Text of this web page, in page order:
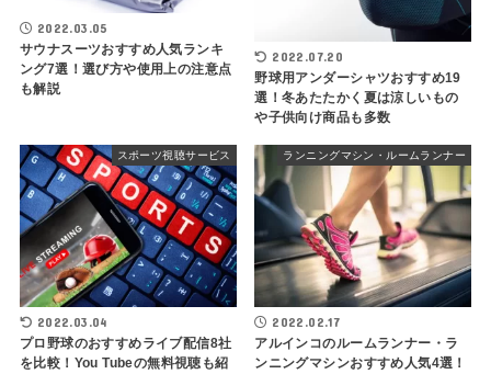
2022.03.05
サウナスーツおすすめ人気ランキ
ング7選！選び方や使用上の注意点
も解説
2022.07.20
野球用アンダーシャツおすすめ19
選！冬あたたかく夏は涼しいもの
や子供向け商品も多数
スポーツ視聴サービス
2022.03.04
プロ野球のおすすめライブ配信8社
を比較！You Tubeの無料視聴も紹
ランニングマシン・ルームランナー
2022.02.17
アルインコのルームランナー・ラ
ンニングマシンおすすめ人気4選！